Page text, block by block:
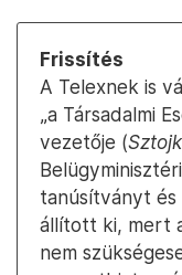
Frissítés
A Telexnek is
„a Társadalmi
vezetője (
tanúsítványt és
állított ki, mert
nem